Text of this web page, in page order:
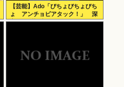
【芸能】Ado「びちょびちょびち
ょ アンチョビアタック！」 深
夜のナゾ投稿...